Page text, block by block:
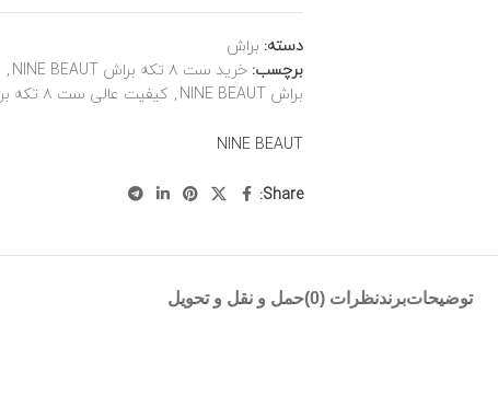
دسته: براش
برچسب: خرید ست ۸ تکه براش NINE BEAUT ,
براش NINE BEAUT
, کیفیت عالی ست ۸ تکه براش NINE BEAUT
NINE BEAUT
Share:
توضیحاتبرندنظرات (0) حمل و نقل و تحویل